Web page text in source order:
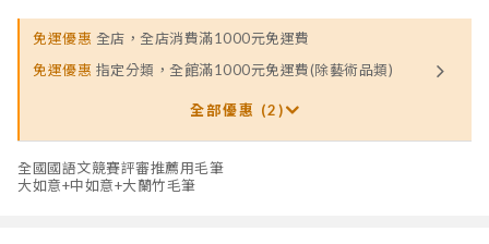
免運優惠 全店，全店消費滿1000元免運費
免運優惠 指定分類，全館滿1000元免運費(除藝術品類)
全部優惠 (2)
全國國語文競賽評審推薦用毛筆
大如意+中如意+大蘭竹毛筆